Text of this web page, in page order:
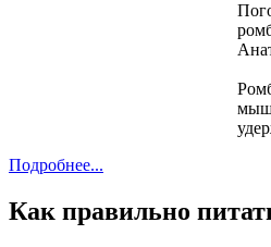
Подробнее...
Как правильно